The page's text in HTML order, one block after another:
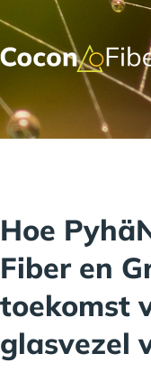
Hoe
Fiber en
toekomst
glasvezel